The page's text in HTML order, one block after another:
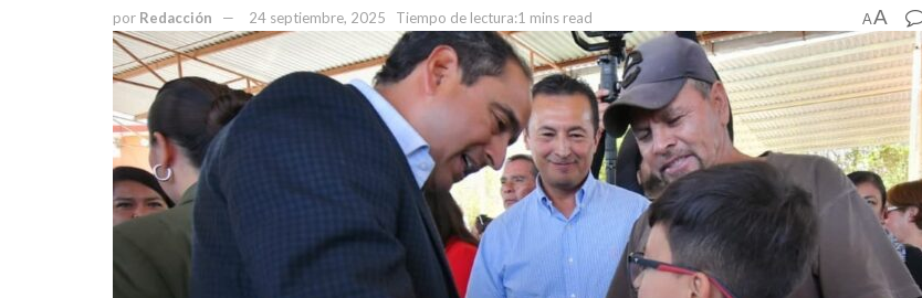
por Redacción 24 septiembre, 2025 Tiempo de lectura:1 mins read AA